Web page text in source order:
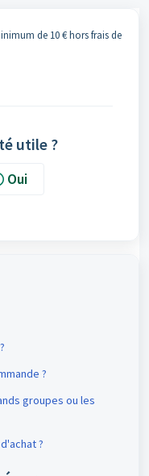
de 10 € hors frais de
utile ?
Oui
?
groupes ou les
?